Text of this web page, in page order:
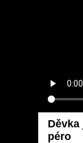
péro